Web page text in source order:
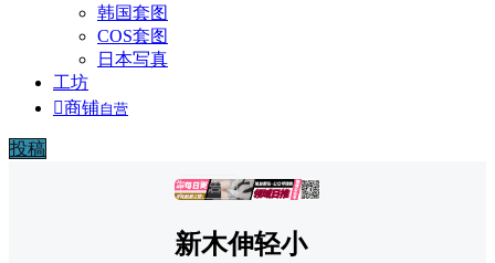
韩国套图
COS套图
日本写真
工坊
商铺自营
投稿
广告
新木伸轻小